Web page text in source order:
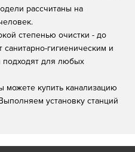
рассчитаны на
степенью очистки - до
санитарно-гигиеническим и
подходят для любых
можете купить канализацию
установку станций